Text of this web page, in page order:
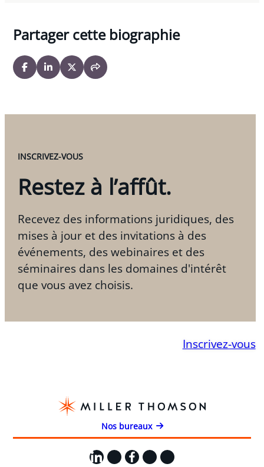
Partager cette biographie
INSCRIVEZ-VOUS
Restez à l’affût.
Recevez des informations juridiques, des
mises à jour et des invitations à des
événements, des webinaires et des
séminaires dans les domaines d'intérêt
que vous avez choisis.
Inscrivez-vous
Nos bureaux
LinkedIn
X Facebook
Instagram
YouTube